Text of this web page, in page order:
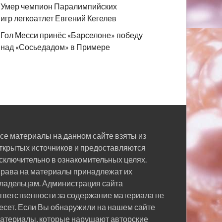
Умер чемпион Паралимпийских
игр легкоатлет Евгений Кегелев
Гол Месси принёс «Барселоне» победу
над «Сосьедадом» в Примере
материалы на данном сайте взяты из
источников и предоставляются
в ознакомительных целях.
на материалы принадлежат их
Администрация сайта
за содержание материала не
Если Вы обнаружили на нашем сайте
которые нарушают авторские